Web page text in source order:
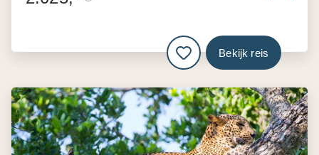
Bekijk reis